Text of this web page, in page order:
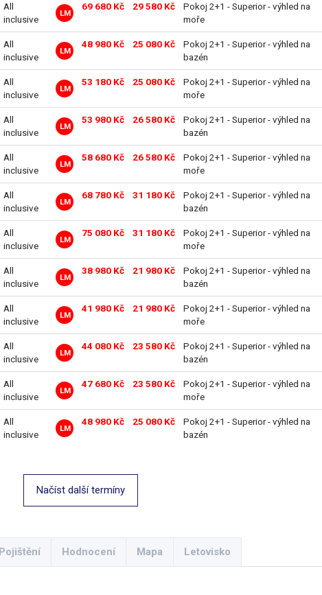
All
inclusive
LM
69 680 Kč 29 580 Kč
Pokoj 2+1 - Superior - výhled na
moře
All
inclusive
LM
48 980 Kč 25 080 Kč
Pokoj 2+1 - Superior - výhled na
bazén
All
inclusive
LM
53 180 Kč 25 080 Kč
Pokoj 2+1 - Superior - výhled na
moře
All
inclusive
LM
53 980 Kč 26 580 Kč
Pokoj 2+1 - Superior - výhled na
bazén
All
inclusive
LM
58 680 Kč 26 580 Kč
Pokoj 2+1 - Superior - výhled na
moře
All
inclusive
LM
68 780 Kč 31 180 Kč
Pokoj 2+1 - Superior - výhled na
bazén
All
inclusive
LM
75 080 Kč 31 180 Kč
Pokoj 2+1 - Superior - výhled na
moře
All
inclusive
LM
38 980 Kč 21 980 Kč
Pokoj 2+1 - Superior - výhled na
bazén
All
inclusive
LM
41 980 Kč 21 980 Kč
Pokoj 2+1 - Superior - výhled na
moře
All
inclusive
LM
44 080 Kč 23 580 Kč
Pokoj 2+1 - Superior - výhled na
bazén
All
inclusive
LM
47 680 Kč 23 580 Kč
Pokoj 2+1 - Superior - výhled na
moře
All
inclusive
LM
48 980 Kč 25 080 Kč
Pokoj 2+1 - Superior - výhled na
bazén
Načíst další termíny
Pojištění Hodnocení Mapa Letovisko